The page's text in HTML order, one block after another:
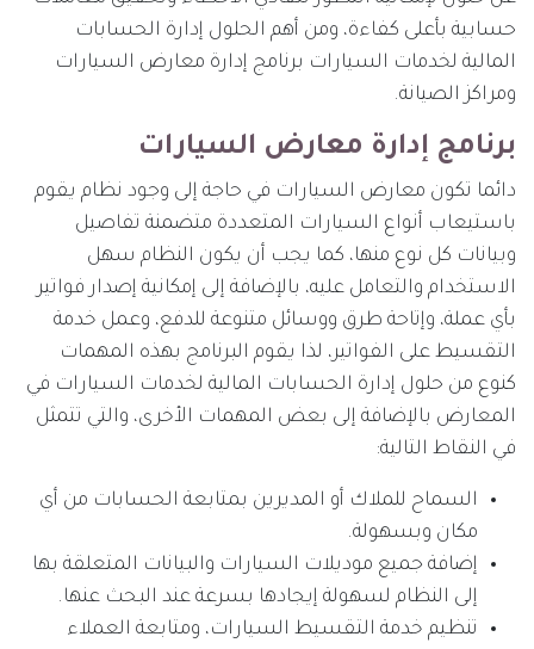
حسابية بأعلى كفاءة، ومن أهم الحلول إدارة الحسابات
المالية لخدمات السيارات برنامج إدارة معارض السيارات
ومراكز الصيانة.
برنامج إدارة معارض السيارات
دائما تكون معارض السيارات في حاجة إلى وجود نظام يقوم
باستيعاب أنواع السيارات المتعددة متضمنة تفاصيل
وبيانات كل نوع منها، كما يجب أن يكون النظام سهل
الاستخدام والتعامل عليه، بالإضافة إلى إمكانية إصدار فواتير
بأي عملة، وإتاحة طرق ووسائل متنوعة للدفع، وعمل خدمة
التقسيط على الفواتير، لذا يقوم البرنامج بهذه المهمات
كنوع من حلول إدارة الحسابات المالية لخدمات السيارات في
المعارض بالإضافة إلى بعض المهمات الأخرى، والتي تتمثل
في النقاط التالية:
السماح للملاك أو المديرين بمتابعة الحسابات من أي
مكان وبسهولة.
إضافة جميع موديلات السيارات والبيانات المتعلقة بها
إلى النظام لسهولة إيجادها بسرعة عند البحث عنها.
تنظيم خدمة التقسيط السيارات، ومتابعة العملاء